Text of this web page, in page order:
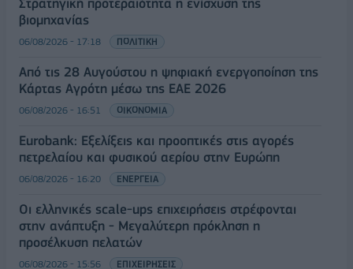
Στρατηγική προτεραιότητα η ενίσχυση της
βιομηχανίας
06/08/2026 - 17:18 ΠΟΛΙΤΙΚΗ
Από τις 28 Αυγούστου η ψηφιακή ενεργοποίηση της
Κάρτας Αγρότη μέσω της ΕΑΕ 2026
06/08/2026 - 16:51 ΟΙΚΟΝΟΜΙΑ
Eurobank: Εξελίξεις και προοπτικές στις αγορές
πετρελαίου και φυσικού αερίου στην Ευρώπη
06/08/2026 - 16:20 ΕΝΕΡΓΕΙΑ
Οι ελληνικές scale-ups επιχειρήσεις στρέφονται
στην ανάπτυξη - Μεγαλύτερη πρόκληση η
προσέλκυση πελατών
06/08/2026 - 15:56 ΕΠΙΧΕΙΡΗΣΕΙΣ